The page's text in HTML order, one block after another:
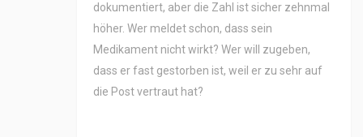
dokumentiert, aber die Zahl ist sicher zehnmal
höher. Wer meldet schon, dass sein
Medikament nicht wirkt? Wer will zugeben,
dass er fast gestorben ist, weil er zu sehr auf
die Post vertraut hat?